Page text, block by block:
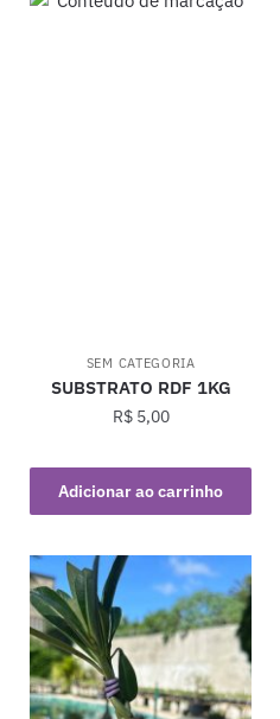
SEM CATEGORIA
SUBSTRATO RDF 1KG
R$5,00
Adicionar ao carrinho